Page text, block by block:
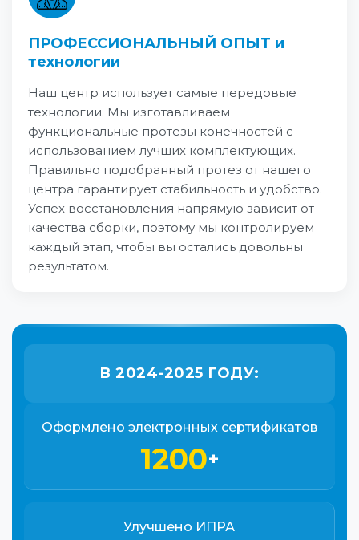
ПРОФЕССИОНАЛЬНЫЙ ОПЫТ и
технологии
Наш центр использует самые передовые
технологии. Мы изготавливаем
функциональные протезы конечностей с
использованием лучших комплектующих.
Правильно подобранный протез от нашего
центра гарантирует стабильность и удобство.
Успех восстановления напрямую зависит от
качества сборки, поэтому мы контролируем
каждый этап, чтобы вы остались довольны
результатом.
В 2024-2025 ГОДУ:
Оформлено электронных сертификатов
1200+
Улучшено ИПРА